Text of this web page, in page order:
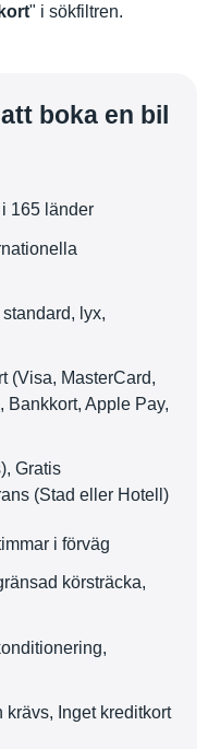
" i sökfiltren.
boka en bil
165 länder
lyx,
(Visa, MasterCard,
Bankkort, Apple Pay,
Gratis
(Stad eller Hotell)
i förväg
körsträcka,
Inget kreditkort